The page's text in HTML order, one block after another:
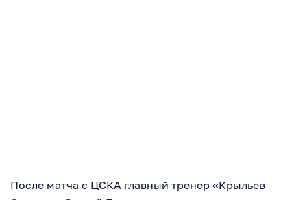
После матча с ЦСКА главный тренер «Крыльев